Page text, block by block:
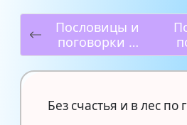
Пословицы и
поговорки о
русской речи
Без счастья и в лес по